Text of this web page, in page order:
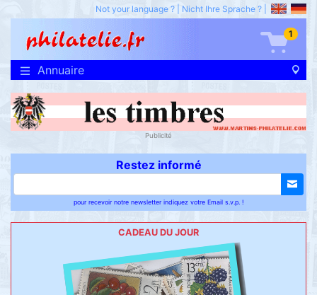
Not your language ? Nicht Ihre Sprache ?
1
Annuaire
Publicité
Restez informé
pour recevoir notre newsletter indiquez votre Email s.v.p. !
CADEAU DU JOUR